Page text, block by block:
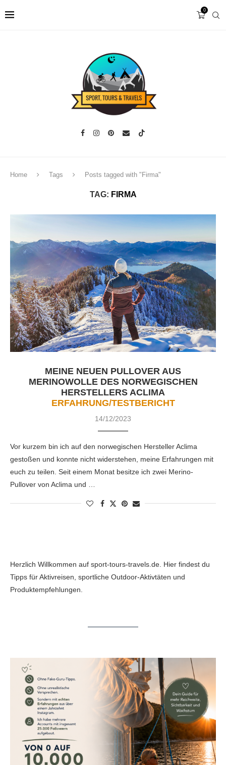
0
Home Tags Posts tagged with "Firma"
TAG: FIRMA
MEINE NEUEN PULLOVER AUS
MERINOWOLLE DES NORWEGISCHEN
HERSTELLERS ACLIMA
ERFAHRUNG/TESTBERICHT
14/12/2023
Vor kurzem bin ich auf den norwegischen Hersteller Aclima
gestoßen und konnte nicht widerstehen, meine Erfahrungen mit
euch zu teilen. Seit einem Monat besitze ich zwei Merino-
Pullover von Aclima und …
Herzlich Willkommen auf sport-tours-travels.de. Hier findest du
Tipps für Aktivreisen, sportliche Outdoor-Aktivtäten und
Produktempfehlungen.